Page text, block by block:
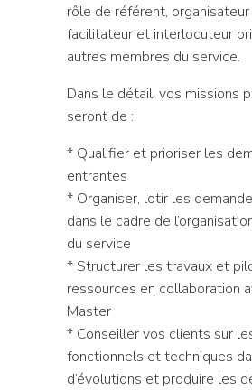
rôle de référent,
facilitateur et interlocuteur
autres membres du service.
Dans le détail, vos missions
seront de :
* Qualifier et prioriser les
entrantes
* Organiser, lotir les
dans le cadre de
du service
* Structurer les travaux et
ressources en collaboration
Master
* Conseiller vos clients sur
fonctionnels et techniques
d’évolutions et produire les